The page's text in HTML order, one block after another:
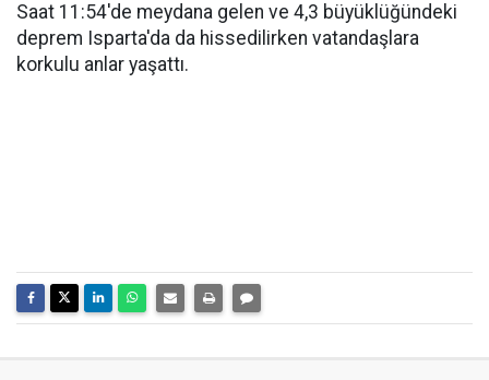
Saat 11:54'de meydana gelen ve 4,3 büyüklüğündeki
deprem Isparta'da da hissedilirken vatandaşlara
korkulu anlar yaşattı.